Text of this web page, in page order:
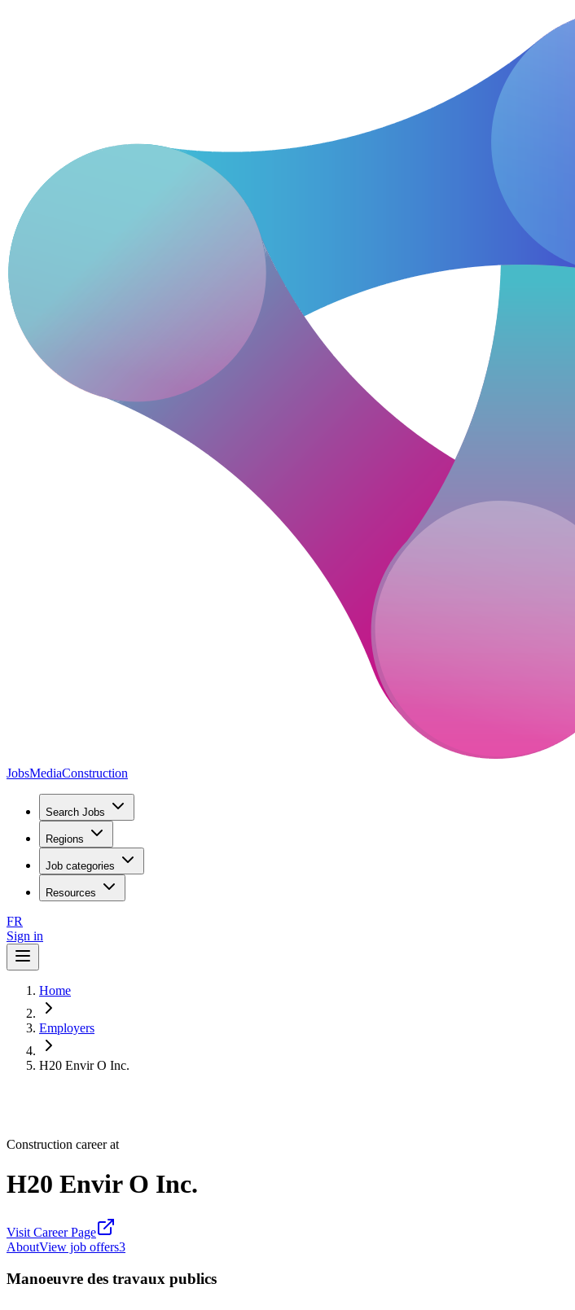
JobsMediaConstruction
Search Jobs
Regions
Job categories
Resources
FR
Sign in
Home
Employers
H20 Envir O Inc.
Construction career at
H20 Envir O Inc.
Visit Career Page
AboutView job offers3
Manoeuvre des travaux publics